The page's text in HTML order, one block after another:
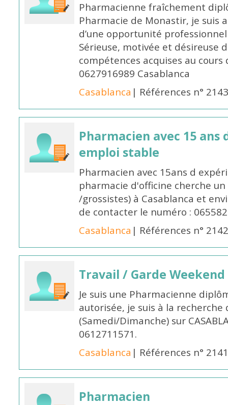
Pharmacienne fraîchement
Pharmacie de Monastir, je suis
d’une opportunité
Sérieuse, motivée et désireuse
compétences acquises au
0627916989 Casablanca
Casablanca | Références n°
Pharmacien avec 15
emploi stable
Pharmacien avec 15ans d
pharmacie d'officine cherche
/grossistes) à Casablanca et
de contacter le numéro :
Casablanca | Références n°
Travail / Garde Weekend
Je suis une Pharmacienne
autorisée, je suis à la
(Samedi/Dimanche) sur
0612711571.
Casablanca | Références n°
Pharmacien